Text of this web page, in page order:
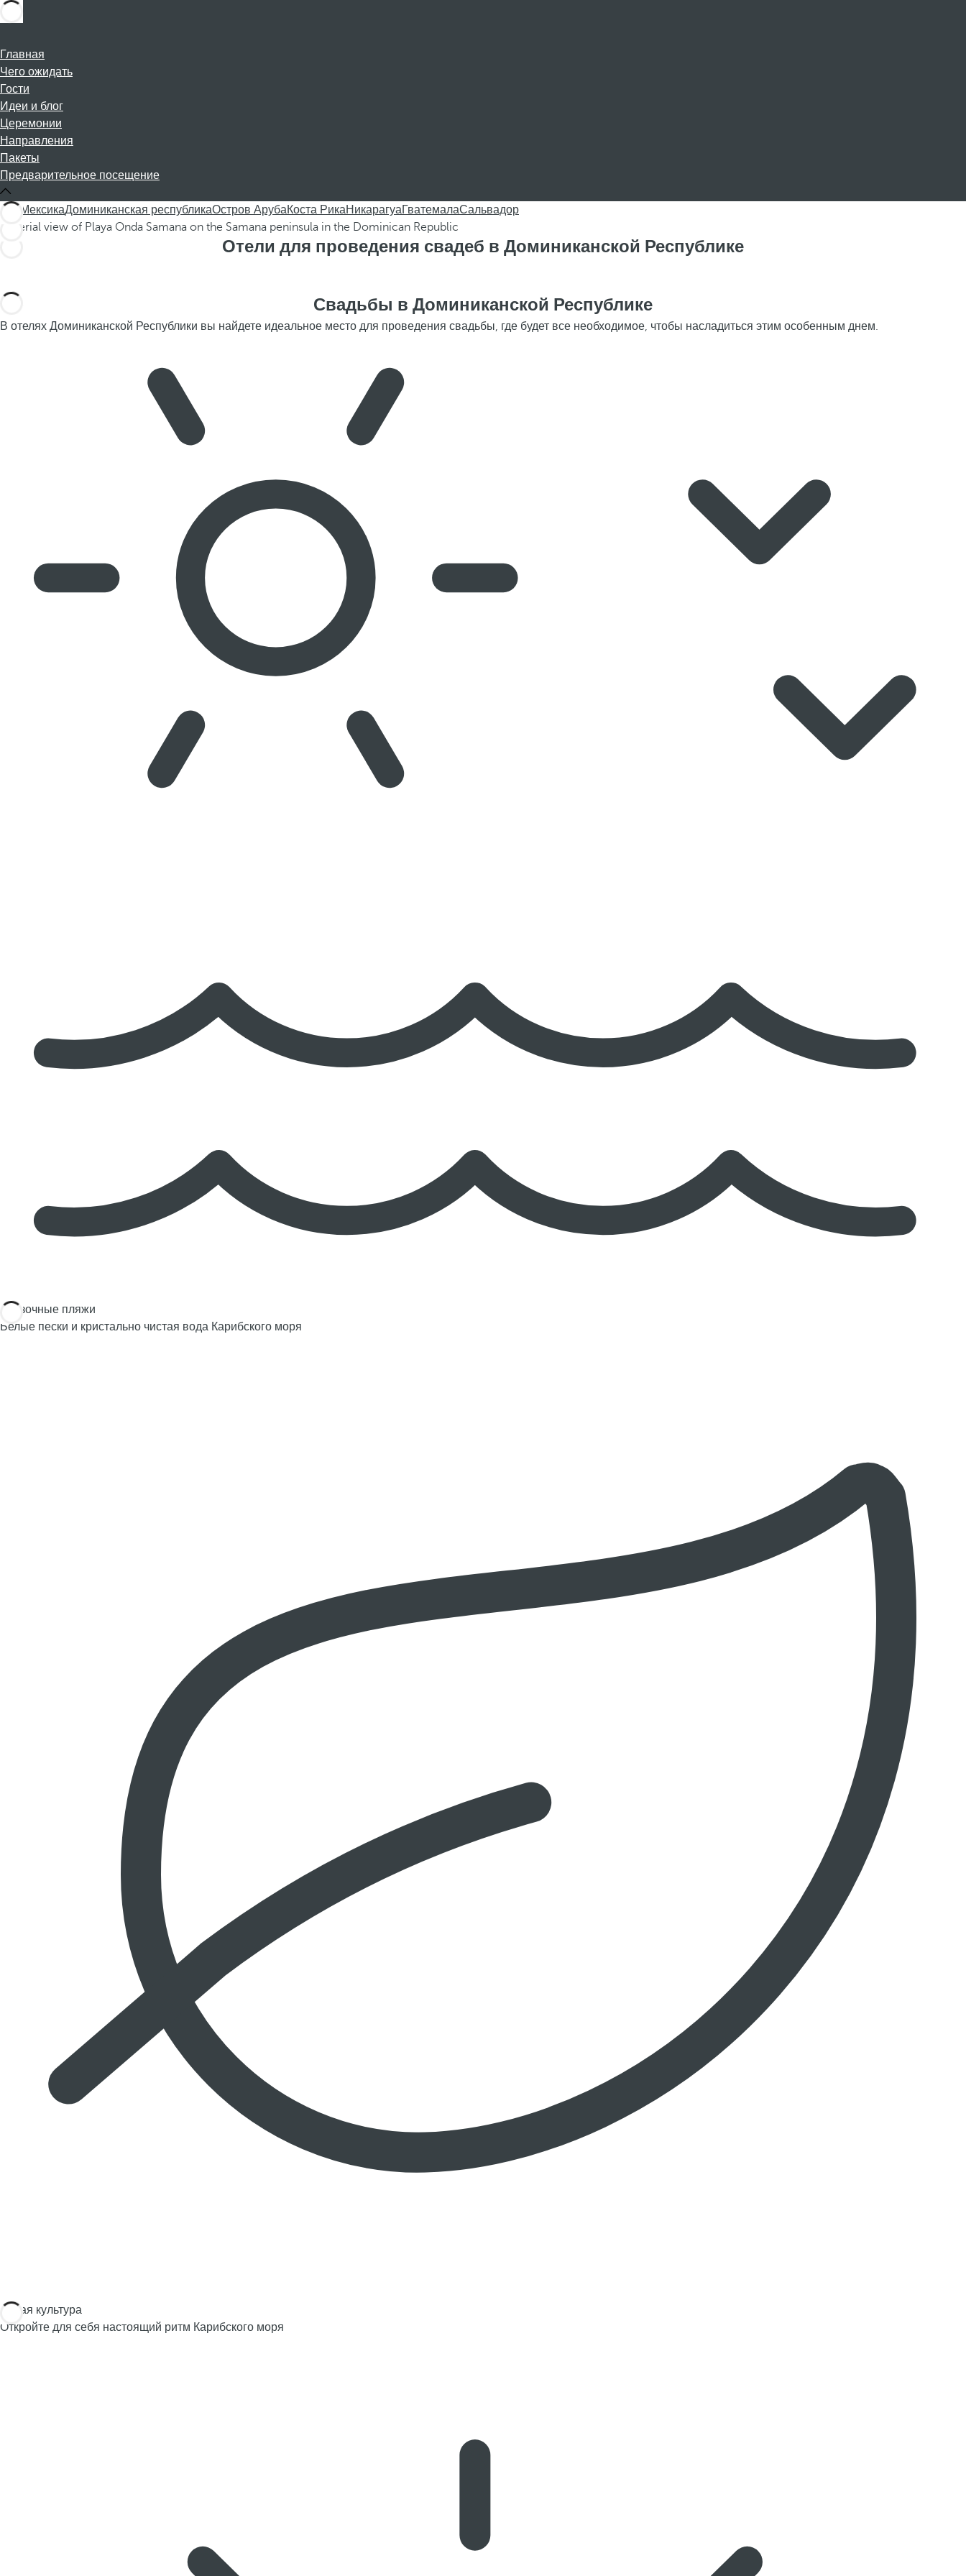
Главная
Чего ожидать
Гости
Идеи и блог
Церемонии
Направления
Пакеты
Предварительное посещение
Все МексикаДоминиканская республикаОстров АрубаКоста РикаНикарагуаГватемалаСальвадор
Отели для проведения свадеб в Доминиканской Республике
Свадьбы в Доминиканской Республике
В отелях Доминиканской Республики вы найдете идеальное место для проведения свадьбы, где будет все необходимое, чтобы насладиться этим особенным днем.
Сказочные пляжи
Белые пески и кристально чистая вода Карибского моря
Яркая культура
Откройте для себя настоящий ритм Карибского моря